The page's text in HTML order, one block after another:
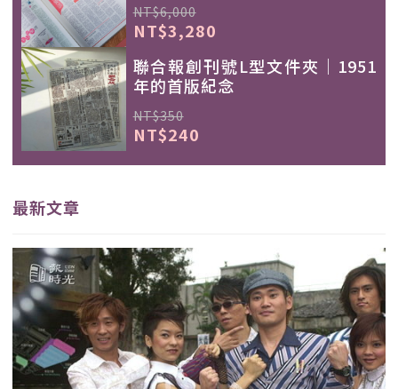
NT$6,000
NT$3,280
聯合報創刊號L型文件夾｜1951
年的首版紀念
NT$350
NT$240
最新文章